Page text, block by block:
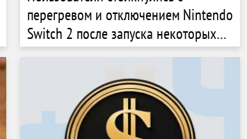
перегревом и отключением Nintendo
Switch 2 после запуска некоторых
игр